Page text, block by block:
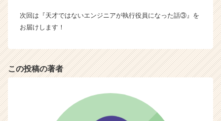
次回は『天才ではないエンジニアが執行役員になった話③』を
お届けします！
この投稿の著者